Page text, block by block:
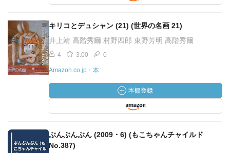
キリコとデュシャン (21) (世界の名画 21)
井上靖 高階秀爾 村野四郎 東野芳明 高階秀爾
4 3.00 0
Amazon.co.jp・本
ぶんぶんぶん (2009・6) (もこちゃんチャイルド
No.387)